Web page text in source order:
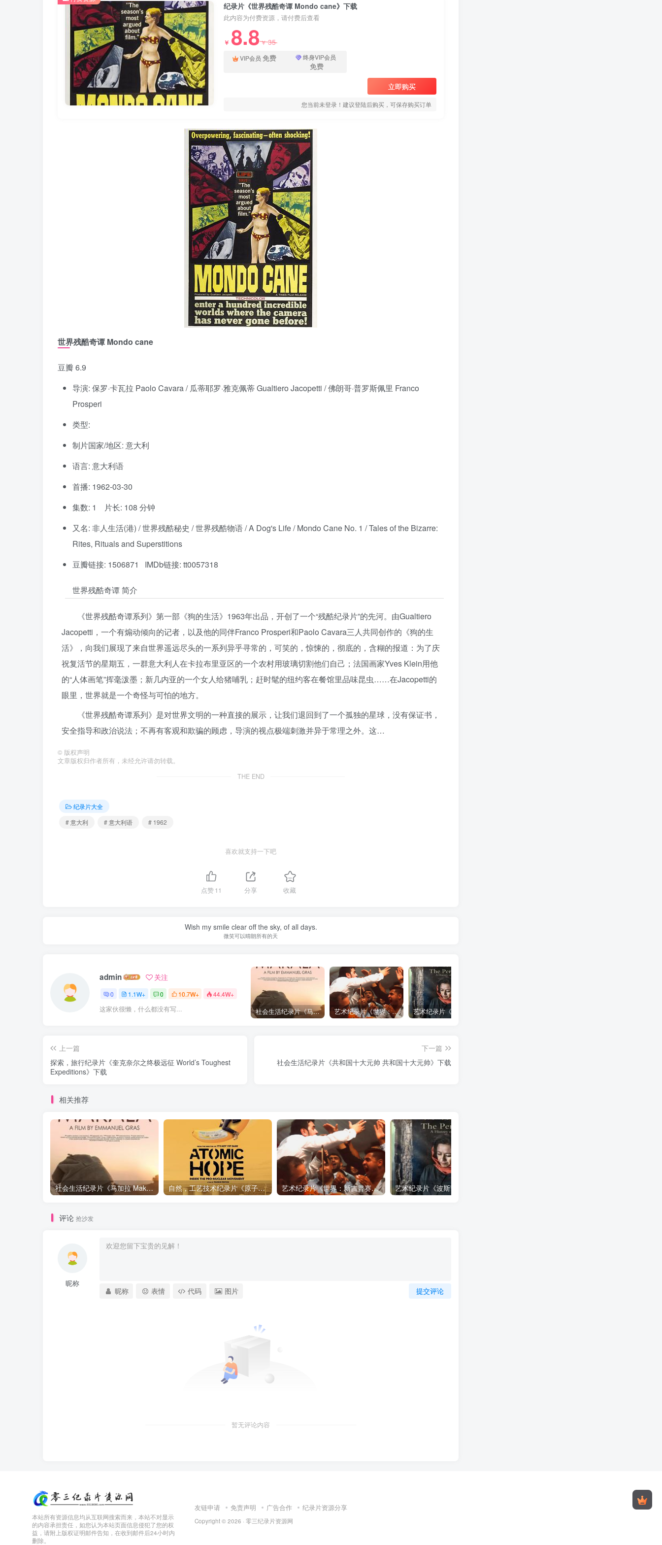
纪录片《世界残酷奇谭 Mondo cane》下载
此内容为付费资源，请付费后查看
￥ 8.8￥35
VIP会员 免费 终身VIP会员
免费
立即购买
您当前未登录！建议登陆后购买，可保存购买订单
世界残酷奇谭 Mondo cane
豆瓣 6.9
导演: 保罗·卡瓦拉 Paolo Cavara / 瓜蒂耶罗·雅克佩蒂 Gualtiero Jacopetti / 佛朗哥·普罗斯佩里 Franco
Prosperi
类型:
制片国家/地区: 意大利
语言: 意大利语
首播: 1962-03-30
集数: 1 片长: 108 分钟
又名: 非人生活(港) / 世界残酷秘史 / 世界残酷物语 / A Dog's Life / Mondo Cane No. 1 / Tales of the Bizarre:
Rites, Rituals and Superstitions
豆瓣链接: 1506871 IMDb链接: tt0057318
世界残酷奇谭 简介
《世界残酷奇谭系列》第一部《狗的生活》1963年出品，开创了一个“残酷纪录片”的先河。由Gualtiero
Jacopetti，一个有煽动倾向的记者，以及他的同伴Franco Prosperi和Paolo Cavara三人共同创作的《狗的生
活》，向我们展现了来自世界遥远尽头的一系列异乎寻常的，可笑的，惊悚的，彻底的，含糊的报道：为了庆
祝复活节的星期五，一群意大利人在卡拉布里亚区的一个农村用玻璃切割他们自己；法国画家Yves Klein用他
的“人体画笔”挥毫泼墨；新几内亚的一个女人给猪哺乳；赶时髦的纽约客在餐馆里品味昆虫……在Jacopetti的
眼里，世界就是一个奇怪与可怕的地方。
《世界残酷奇谭系列》是对世界文明的一种直接的展示，让我们退回到了一个孤独的星球，没有保证书，
安全指导和政治说法；不再有客观和欺骗的顾虑，导演的视点极端刺激并异于常理之外。这…
© 版权声明
文章版权归作者所有，未经允许请勿转载。
THE END
纪录片大全
# 意大利
# 意大利语 # 1962
喜欢就支持一下吧
点赞11 分享 收藏
Wish my smile clear off the sky, of all days.
微笑可以晴朗所有的天
admin 关注
0 1.1W+ 0 10.7W+ 44.4W+
这家伙很懒，什么都没有写... 社会生活纪录片《马加拉 Makala》下载 艺术纪录片《世界：新吉普赛之王 This World: The New Gypsy Kings》下载
上一篇
探索，旅行纪录片《奎克奈尔之终极远征 World’s Toughest
Expeditions》下载
下一篇
社会生活纪录片《共和国十大元帅 共和国十大元帅》下载
相关推荐
社会生活纪录片《马加拉 Makala》下载 自然，工艺技术纪录片《原子能的希望 Atomic Hope – Inside the Pro-Nuclear Movement》下载 艺术纪录片《世界：新吉普赛之王 This World: The New Gypsy Kings》下载
评论 抢沙发
昵称
提交评论
昵称 表情 代码 图片
暂无评论内容
本站所有资源信息均从互联网搜索而来，本站不对显示
的内容承担责任，如您认为本站页面信息侵犯了您的权
益，请附上版权证明邮件告知，在收到邮件后24小时内
删除。
友链申请 免责声明 广告合作 纪录片资源分享
Copyright © 2026 · 零三纪录片资源网